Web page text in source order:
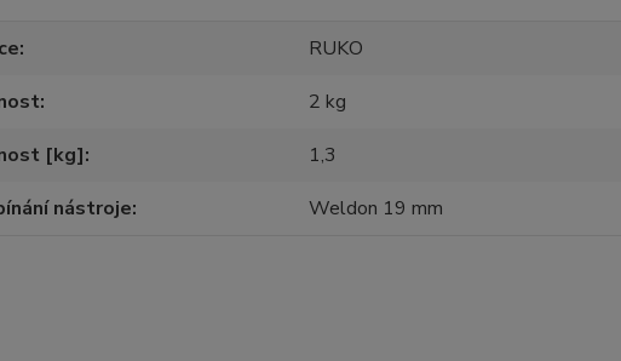
RUKO
2 kg
[kg]
1,3
nástroje
Weldon 19 mm